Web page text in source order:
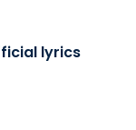
lyrics